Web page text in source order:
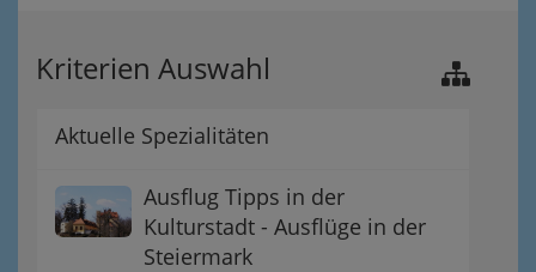
Kriterien Auswahl
Aktuelle Spezialitäten
Ausflug Tipps in der
Kulturstadt - Ausflüge in der
Steiermark